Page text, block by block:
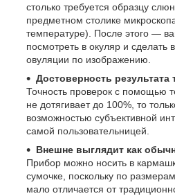
столько требуется образцу
предметном столике
температуре). После этого —
посмотреть в окуляр и сделать
овуляции по изображению.
Достоверность результата
Точность проверок с помощью
не дотягивает до 100%, то
возможностью субъективной
самой пользовательницей.
Внешне выглядит как
Прибор можно носить в
сумочке, поскольку по
мало отличается от